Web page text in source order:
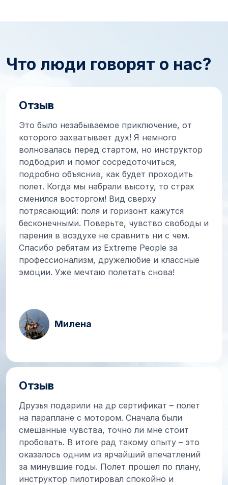
Что люди говорят о нас?
Отзыв
Это было незабываемое приключение, от
которого захватывает дух! Я немного
волновалась перед стартом, но инструктор
подбодрил и помог сосредоточиться,
подробно объяснив, как будет проходить
полет. Когда мы набрали высоту, то страх
сменился восторгом! Вид сверху
потрясающий: поля и горизонт кажутся
бесконечными. Поверьте, чувство свободы и
парения в воздухе не сравнить ни с чем.
Спасибо ребятам из Extreme People за
профессионализм, дружелюбие и классные
эмоции. Уже мечтаю полетать снова!
Милена
Отзыв
Друзья подарили на др сертификат – полет
на параплане с мотором. Сначала были
смешанные чувства, точно ли мне стоит
пробовать. В итоге рад такому опыту – это
оказалось одним из ярчайший впечатлений
за минувшие годы. Полет прошел по плану,
инструктор пилотировал спокойно и